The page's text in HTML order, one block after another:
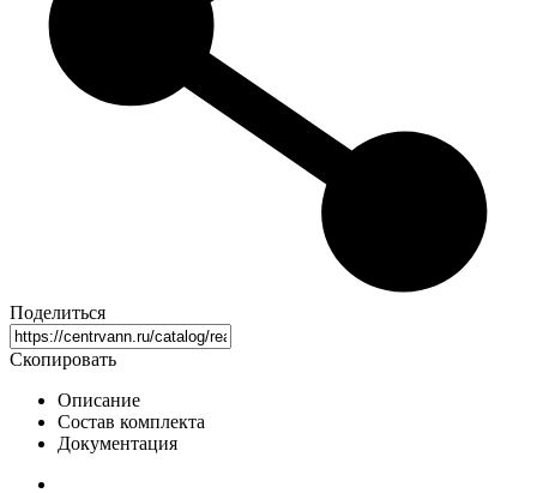
Поделиться
Скопировать
Описание
Состав комплекта
Документация